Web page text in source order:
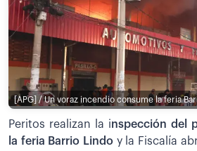
[APG] / Un voraz incendio consume la feria
Peritos realizan la inspección del
la feria Barrio Lindo y la Fiscalía